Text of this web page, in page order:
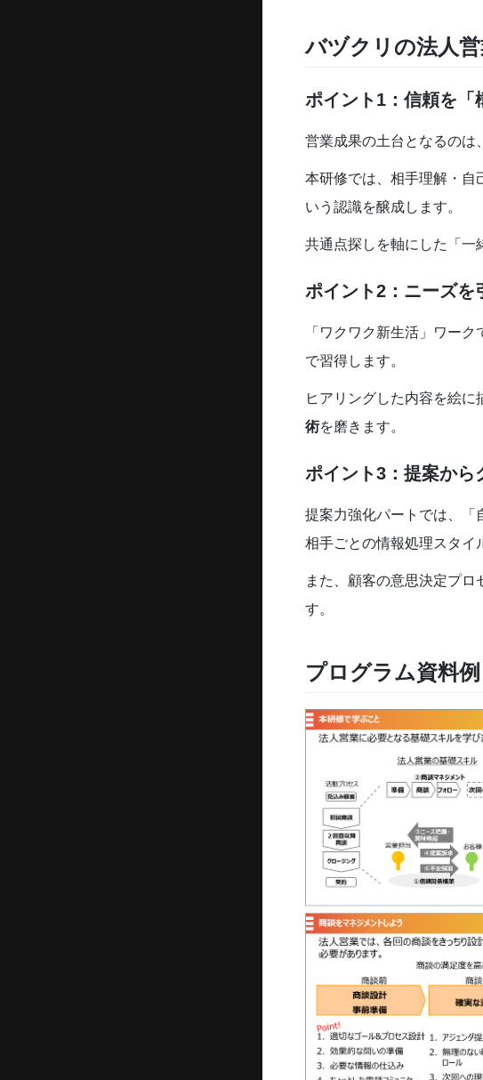
バヅクリの法人
ポイント1：信頼を「
営業成果の土台となるのは
本研修では、相手理解・自
いう認識を醸成します。
共通点探しを軸にした「一
ポイント2：ニーズを
「ワクワク新生活」ワー
で習得します。
ヒアリングした内容を絵に
術を磨きます。
ポイント3：提案から
提案力強化パートでは、「
相手ごとの情報処理スタイ
また、顧客の意思決定プロ
す。
プログラム資料例